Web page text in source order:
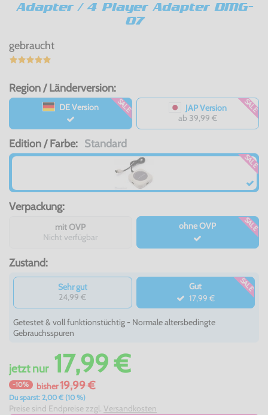
Adapter / 4 Player Adapter DMG-
07
gebraucht
Region / Länderversion:
DE Version SALE
JAP Version
ab 39,99 €
SALE
Edition / Farbe: Standard
SALE
Verpackung:
mit OVP
Nicht verfügbar
ohne OVP SALE
Zustand:
Sehr gut
24,99 €
Gut
17,99 €
SALE
Getestet & voll funktionstüchtig - Normale altersbedingte
Gebrauchsspuren
jetztnur17,99 €
-10% bisher19,99 €
Du sparst: 2,00 € (10 %)
Preise sind Endpreise zzgl. Versandkosten